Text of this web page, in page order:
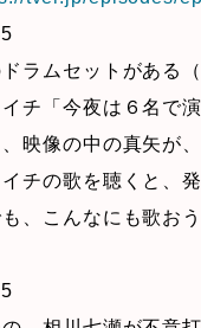
ラムセットがある（
イチ「今夜は６名で
映像の中の真矢が
イチの歌を聴くと、
、こんなにも歌お